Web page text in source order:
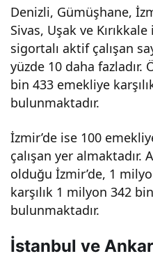
Denizli, Gümüşhane,
Sivas, Uşak ve
sigortalı aktif çalışan
yüzde 10 daha fazladır.
bin 433 emekliye
bulunmaktadır.
İzmir’de ise 100
çalışan yer almaktadır.
olduğu İzmir’de, 1
karşılık 1 milyon 342
bulunmaktadır.
İstanbul ve
umu
nom
iye